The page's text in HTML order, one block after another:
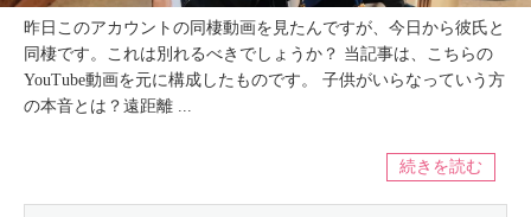
昨日このアカウントの同棲動画を見たんですが、今日から彼氏と
同棲です。これは別れるべきでしょうか？ 当記事は、こちらの
YouTube動画を元に構成したものです。 子供がいらなっていう方
の本音とは？遠距離 ...
続きを読む